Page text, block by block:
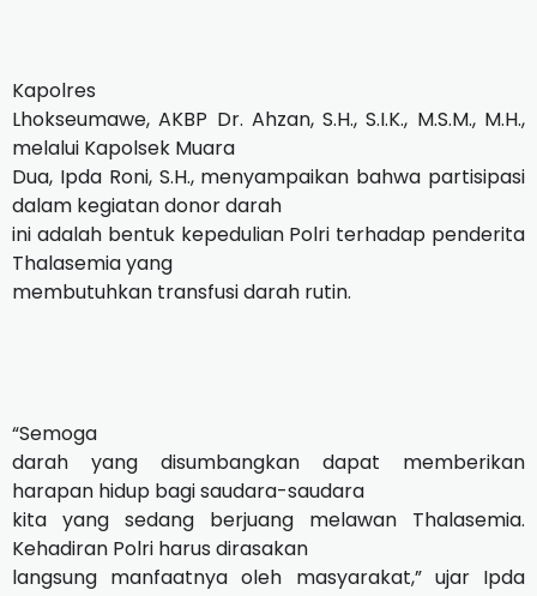
Kapolres
Lhokseumawe, AKBP Dr. Ahzan, S.H., S.I.K., M.S.M., M.H.,
melalui Kapolsek Muara
Dua, Ipda Roni, S.H., menyampaikan bahwa partisipasi
dalam kegiatan donor darah
ini adalah bentuk kepedulian Polri terhadap penderita
Thalasemia yang
membutuhkan transfusi darah rutin.
“Semoga
darah yang disumbangkan dapat memberikan
harapan hidup bagi saudara-saudara
kita yang sedang berjuang melawan Thalasemia.
Kehadiran Polri harus dirasakan
langsung manfaatnya oleh masyarakat,” ujar Ipda